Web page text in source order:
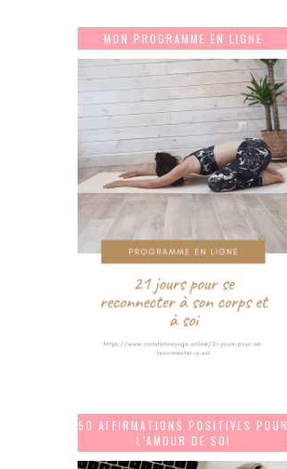
MON PROGRAMME EN LIGNE
50 AFFIRMATIONS POSITIVES POUR
L’AMOUR DE SOI